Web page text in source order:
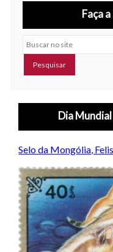
Faça
Buscar no site
Dia
Selo da Mongólia,